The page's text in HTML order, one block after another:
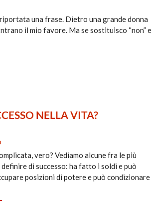
una frase. Dietro una grande donna
il mio favore. Ma se sostituisco “non” e
NELLA VITA?
vero? Vediamo alcune fra le più
di successo: ha fatto i soldi e può
posizioni di potere e può condizionare